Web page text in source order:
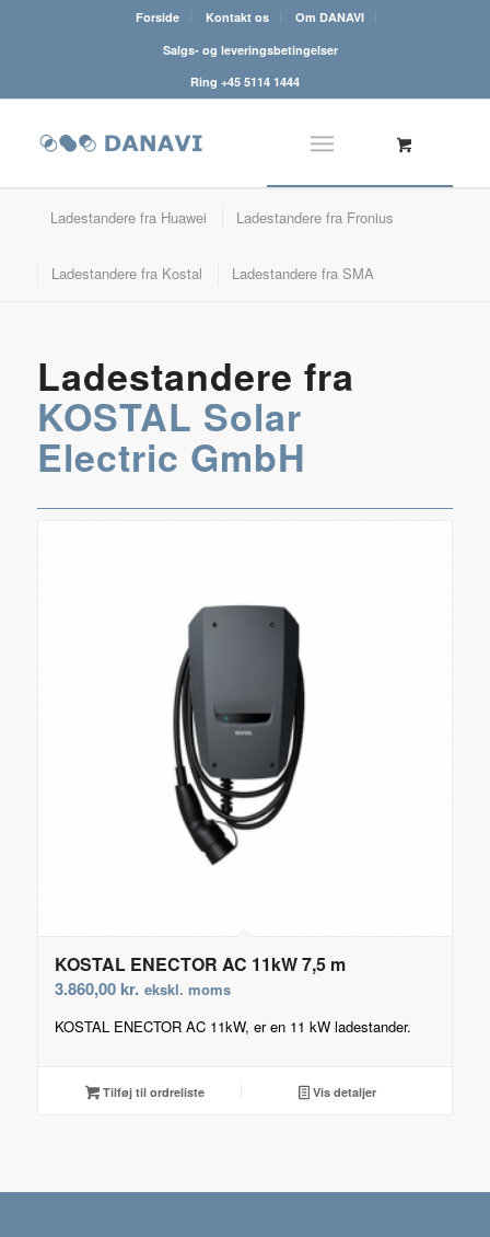
Forside Kontakt os
Om DANAVI
Salgs- og leveringsbetingelser
Ring +45 5114 1444
Ladestandere fra Huawei Ladestandere fra Fronius
Ladestandere fra Kostal Ladestandere fra SMA
Ladestandere fra
KOSTAL Solar
Electric GmbH
KOSTAL ENECTOR AC 11kW 7,5 m
3.860,00 kr. ekskl. moms
KOSTAL ENECTOR AC 11kW, er en 11 kW ladestander.
Tilføj til ordreliste Vis detaljer